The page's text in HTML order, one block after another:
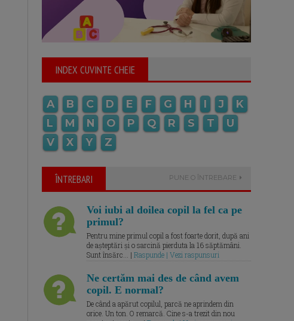
INDEX CUVINTE CHEIE
A B C D E F G H I J
K
L
M N O P Q R S T
U
V
X Y Z
ÎNTREBARI PUNE O ÎNTREBARE
Voi iubi al doilea copil la fel ca pe
primul?
Pentru mine primul copil a fost foarte dorit, după ani
de așteptări și o sarcină pierduta la 16 săptămâni.
Sunt însărc... | Raspunde | Vezi raspunsuri
Ne certăm mai des de când avem
copil. E normal?
De când a apărut copilul, parcă ne aprindem din
orice. Un ton. O remarcă. Cine s-a trezit din nou